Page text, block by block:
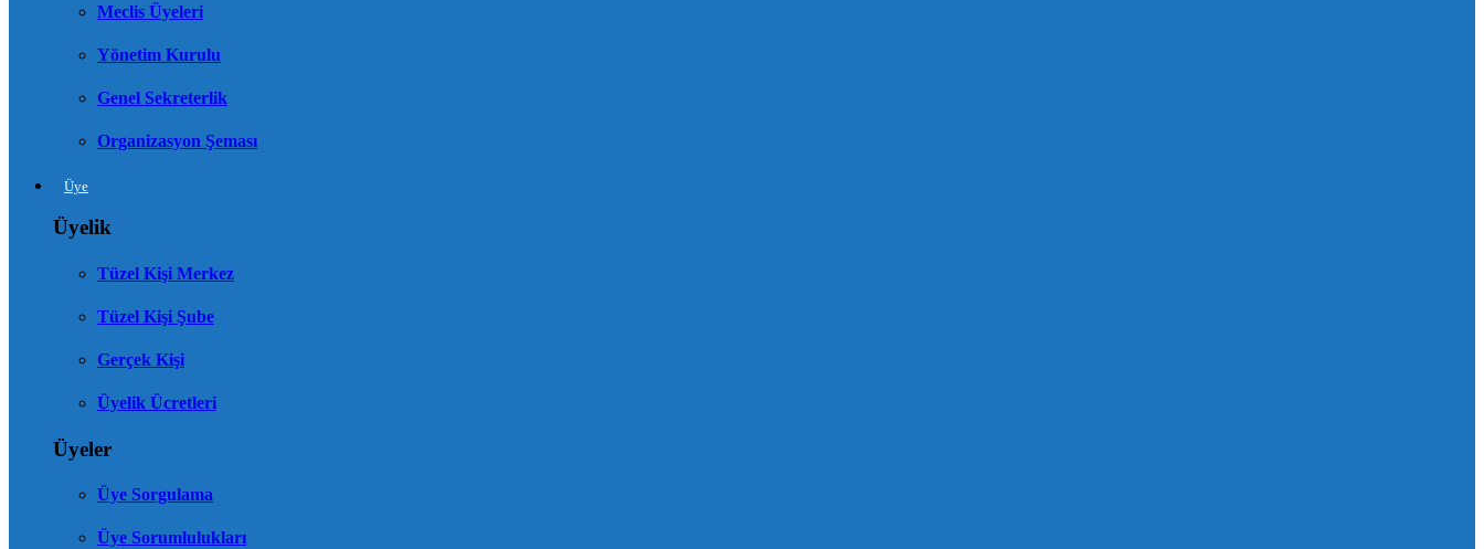
Meclis Üyeleri
Yönetim Kurulu
Genel Sekreterlik
Organizasyon Şeması
Üye
Üyelik
Tüzel Kişi Merkez
Tüzel Kişi Şube
Gerçek Kişi
Üyelik Ücretleri
Üyeler
Üye Sorgulama
Üye Sorumlulukları